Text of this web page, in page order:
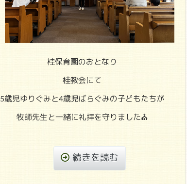
桂保育園のおとなり
桂教会にて
5歳児ゆりぐみと4歳児ばらぐみの子どもたちが
牧師先生と一緒に礼拝を守りました⛪
続きを読む